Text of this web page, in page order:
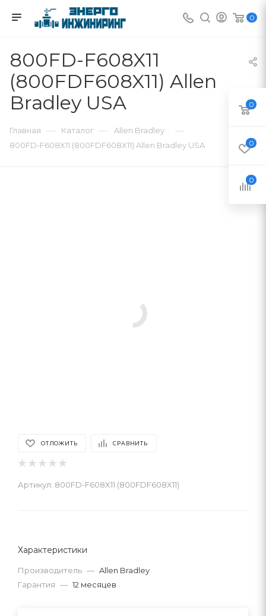
0
800FD-F608X11
(800FDF608X11) Allen
Bradley USA
Главная — Каталог — Allen Bradley —
800FD-F608X11 (800FDF608X11) Allen Bradley USA
ОТЛОЖИТЬ СРАВНИТЬ
Артикул: 800FD-F608X11 (800FDF608X11)
Характеристики
Производитель — Allen Bradley
Гарантия — 12 месяцев
0
0
0